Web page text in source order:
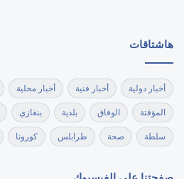
هاشتاقات
أخبار دولية أخبار فنية أخبار محلية
المؤقتة الوفاق بلدية بنغازي
سلطة صحة طرابلس كورونا